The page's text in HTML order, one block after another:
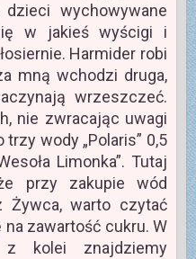
wychowywane
w jakieś wyścigi i
Harmider robi
mną wchodzi druga,
wrzeszczeć.
nie zwracając uwagi
wody „Polaris” 0,5
Limonka”. Tutaj
przy zakupie wód
Żywca, warto czytać
zawartość cukru. W
kolei znajdziemy